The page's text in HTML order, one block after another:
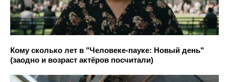
Кому сколько лет в "Человеке-пауке: Новый день"
(заодно и возраст актёров посчитали)